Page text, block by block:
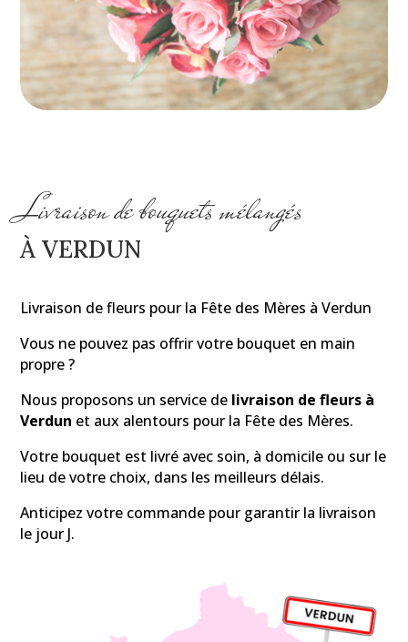
Livraison de bouquets mélangés
À VERDUN
Livraison de fleurs pour la Fête des Mères à Verdun
Vous ne pouvez pas offrir votre bouquet en main
propre ?
Nous proposons un service de livraison de fleurs à
Verdun et aux alentours pour la Fête des Mères.
Votre bouquet est livré avec soin, à domicile ou sur le
lieu de votre choix, dans les meilleurs délais.
Anticipez votre commande pour garantir la livraison
le jour J.